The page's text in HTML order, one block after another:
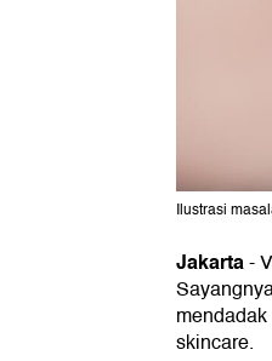
Ilustrasi
Jakarta-
skincare.